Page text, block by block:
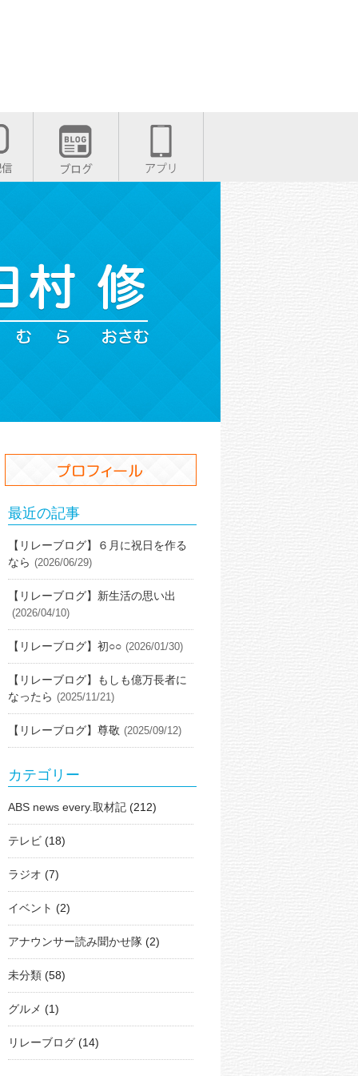
最近の記事
【リレーブログ】６月に祝日を作る
なら (2026/06/29)
【リレーブログ】新生活の思い出
(2026/04/10)
【リレーブログ】初○○ (2026/01/30)
【リレーブログ】もしも億万長者に
なったら (2025/11/21)
【リレーブログ】尊敬 (2025/09/12)
カテゴリー
ABS news every.取材記 (212)
テレビ (18)
ラジオ (7)
イベント (2)
アナウンサー読み聞かせ隊 (2)
未分類 (58)
グルメ (1)
リレーブログ (14)